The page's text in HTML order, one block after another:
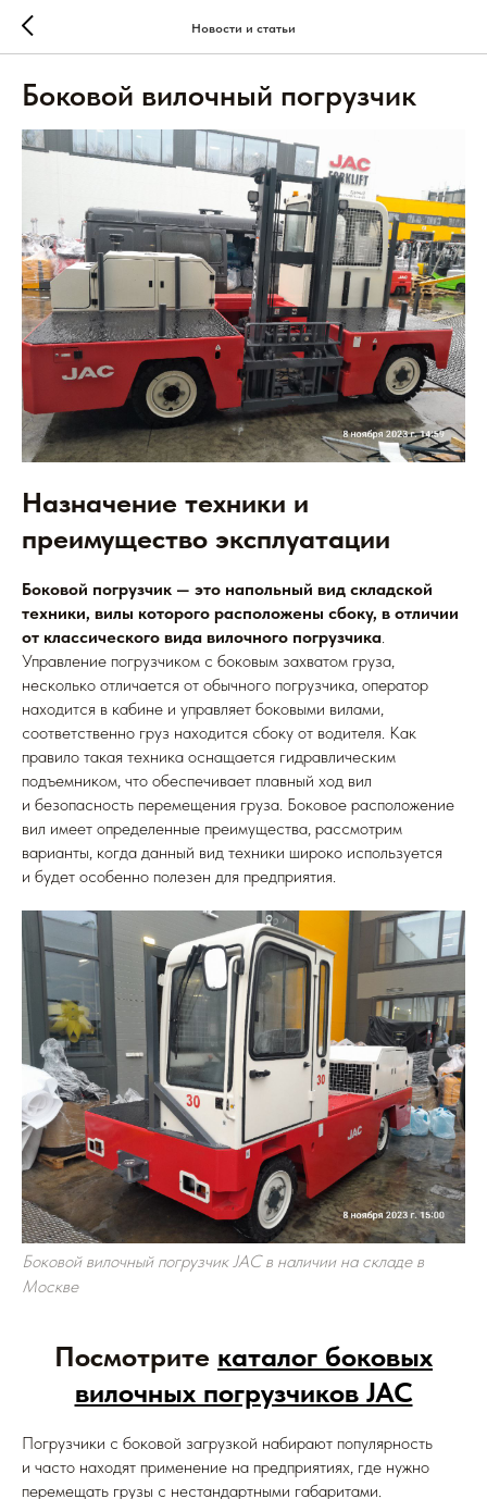
Новости и статьи
Боковой вилочный погрузчик
Назначение техники и
преимущество эксплуатации
Боковой погрузчик — это напольный вид складской
техники, вилы которого расположены сбоку, в отличии
от классического вида вилочного погрузчика.
Управление погрузчиком с боковым захватом груза,
несколько отличается от обычного погрузчика, оператор
находится в кабине и управляет боковыми вилами,
соответственно груз находится сбоку от водителя. Как
правило такая техника оснащается гидравлическим
подъемником, что обеспечивает плавный ход вил
и безопасность перемещения груза. Боковое расположение
вил имеет определенные преимущества, рассмотрим
варианты, когда данный вид техники широко используется
и будет особенно полезен для предприятия.
Боковой вилочный погрузчик JAC в наличии на складе в
Москве
Посмотрите каталог боковых
вилочных погрузчиков JAC
Погрузчики с боковой загрузкой набирают популярность
и часто находят применение на предприятиях, где нужно
перемещать грузы с нестандартными габаритами.